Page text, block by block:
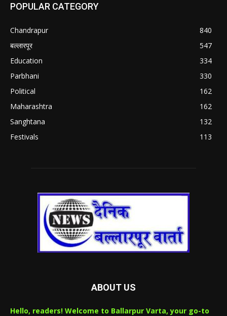
POPULAR CATEGORY
Chandrapur
840
बल्लारपूर
547
Education
334
Parbhani
330
Political
162
Maharashtra
162
Sanghtana
132
Festivals
113
ABOUT US
Hello, readers! Welcome to Ballarpur Varta, your go-to